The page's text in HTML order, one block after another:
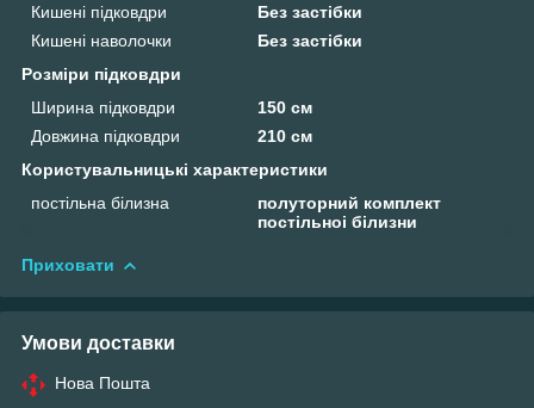
Кишені підковдри
Без застібки
Кишені наволочки
Без застібки
Розміри підковдри
Ширина підковдри
150 см
Довжина підковдри
210 см
Користувальницькі характеристики
постільна білизна
полуторний комплект
постільноі білизни
Приховати
Умови доставки
Нова Пошта